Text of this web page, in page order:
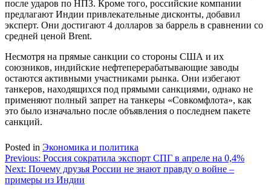
после ударов по НПЗ. Кроме того, российские компании
предлагают Индии привлекательные дисконты, добавил
эксперт. Они достигают 4 долларов за баррель в сравнении со
средней ценой Brent.
Несмотря на прямые санкции со стороны США и их
союзников, индийские нефтеперерабатывающие заводы
остаются активными участниками рынка. Они избегают
танкеров, находящихся под прямыми санкциями, однако не
применяют полный запрет на танкеры «Совкомфлота», как
это было изначально после объявления о последнем пакете
санкций.
Posted in Экономика и политика
Навигация
по
Previous: Россия сократила экспорт СПГ в апреле на 0,4%
Next: Почему друзья России не знают правду о войне –
примеры из Индии